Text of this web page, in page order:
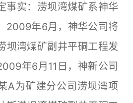
实：涝坝湾煤矿系神华
2009年6月，神华公司将
坝湾煤矿副井平硐工程发
年6月11日，神新公司
A为矿建分公司涝坝湾项